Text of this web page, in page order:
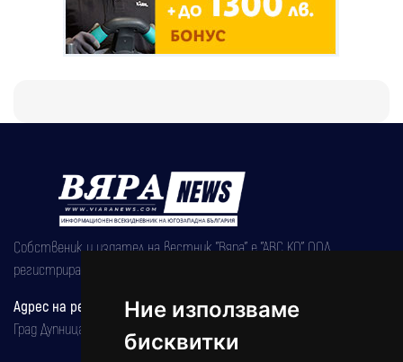
Ние използваме
бисквитки
Собственик и издател на вестник "Вяра" е "АВС КО" ООД,
регистрирана на 08.05.2002 година.
Адрес на редакцията
Град Дупница, ул.''Христо Ботев" 43